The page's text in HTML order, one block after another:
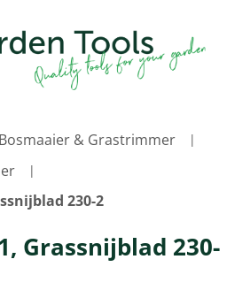
Bosmaaier & Grastrimmer
230-2
Grassnijblad 230-